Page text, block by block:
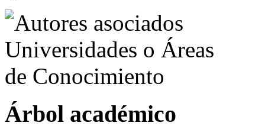
Árbol académico